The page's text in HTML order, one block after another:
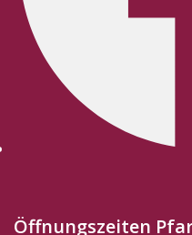
Öffnungszeiten